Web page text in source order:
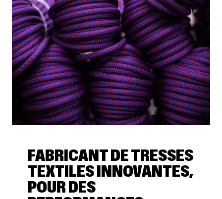
FABRICANT DE TRESSES
TEXTILES INNOVANTES,
POUR DES